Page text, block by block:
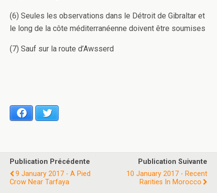
(6) Seules les observations dans le Détroit de Gibraltar et
le long de la côte méditerranéenne doivent être soumises
(7) Sauf sur la route d’Awsserd
Facebook
Publication Précédente
9 January 2017 - A Pied
Crow Near Tarfaya
Publication Suivante
10 January 2017 - Recent
Rarities In Morocco